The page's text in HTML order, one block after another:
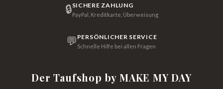
🔒SICHERE ZAHLUNG
PayPal, Kreditkarte, Überweisung
💬 PERSÖNLICHER SERVICE
Schnelle Hilfe bei allen Fragen
Der Taufshop by MAKE MY DAY